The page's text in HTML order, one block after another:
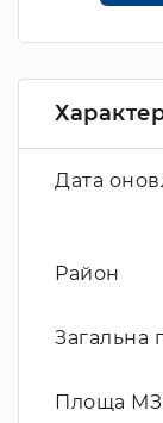
Район
Загальна
Площа